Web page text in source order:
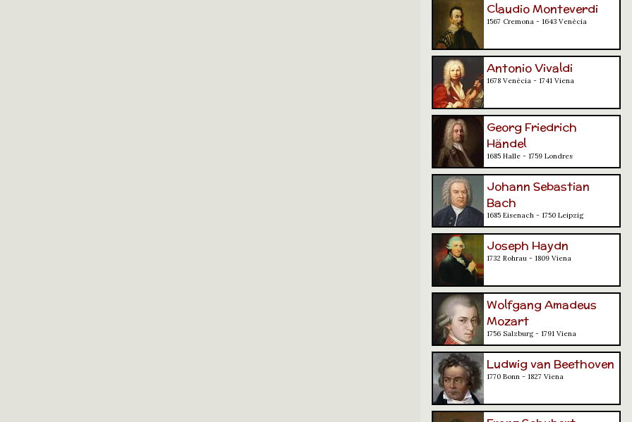
Claudio Monteverdi
1567 Cremona - 1643 Venècia
Antonio Vivaldi
1678 Venècia - 1741 Viena
Georg Friedrich
Händel
1685 Halle - 1759 Londres
Johann Sebastian
Bach
1685 Eisenach - 1750 Leipzig
Joseph Haydn
1732 Rohrau - 1809 Viena
Wolfgang Amadeus
Mozart
1756 Salzburg - 1791 Viena
Ludwig van Beethoven
1770 Bonn - 1827 Viena